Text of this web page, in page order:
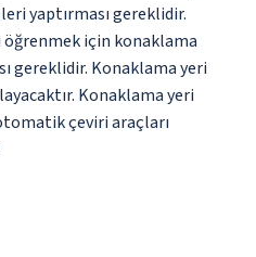
yaptırması gereklidir.
için konaklama
gereklidir. Konaklama yeri
Konaklama yeri
çeviri araçları